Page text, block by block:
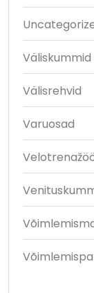
Väliskummid
Välisrehvid
Varuosad